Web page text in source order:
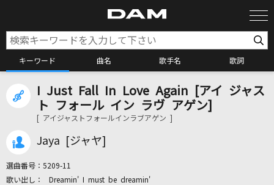
キーワード 曲名 歌手名 歌詞
カラオケ検索
カラオケ店舗検索
カラオケリクエスト
I Just Fall In Love Again [アイ ジャス
ト フォール イン ラヴ アゲン]
[ アイジャストフォールインラブアゲン ]
Jaya [ジャヤ]
選曲番号： 5209-11
Dreamin' I must be dreamin'